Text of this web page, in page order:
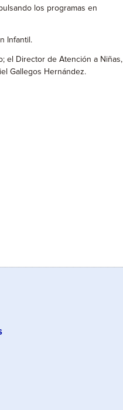
los programas en
Infantil.
el Director de Atención a Niñas,
Gallegos Hernández.